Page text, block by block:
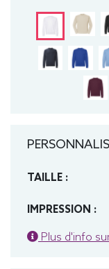
TAILLE :
IMPRESSION :
Plus d'info